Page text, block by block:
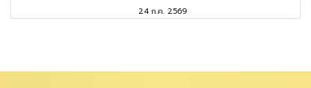
24 ก.ค. 2569